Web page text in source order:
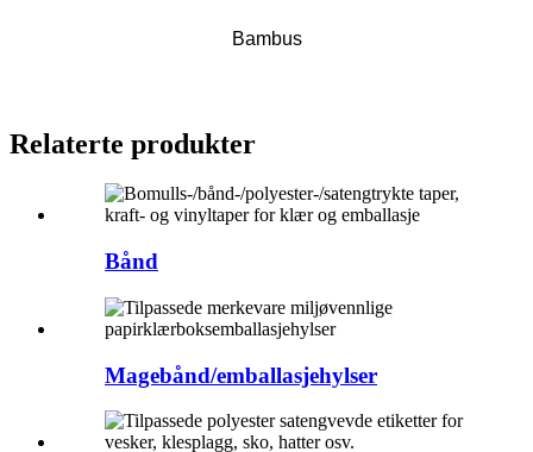
Bambus
Relaterte produkter
Bånd
Magebånd/emballasjehylser